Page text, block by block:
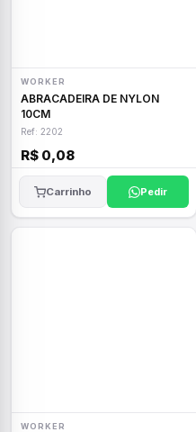
WORKER
ABRACADEIRA DE NYLON
10CM
Ref: 2202
R$ 0,08
Carrinho Pedir
WORKER